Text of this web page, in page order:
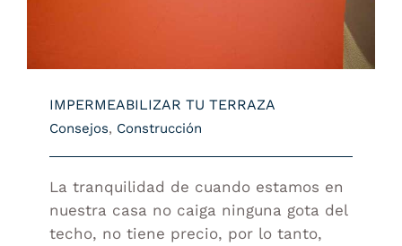
IMPERMEABILIZAR TU TERRAZA
Consejos, Construcción
La tranquilidad de cuando estamos en
nuestra casa no caiga ninguna gota del
techo, no tiene precio, por lo tanto,